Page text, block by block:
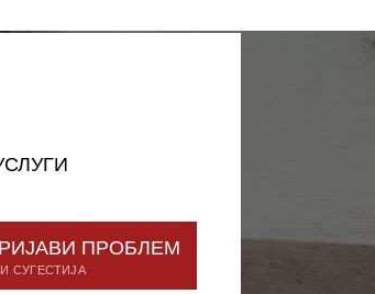
ПРОБЛЕМ
СУГЕСТИЈА